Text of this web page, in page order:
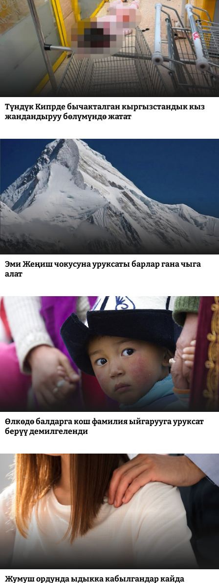
Түндүк Кипрде бычакталган кыргызстандык кыз
жандандыруу бөлүмүндө жатат
Эми Жеңиш чокусуна уруксаты барлар гана чыга
алат
Өлкөдө балдарга кош фамилия ыйгарууга уруксат
берүү демилгеленди
Жумуш ордунда ыдыкка кабылгандар кайда